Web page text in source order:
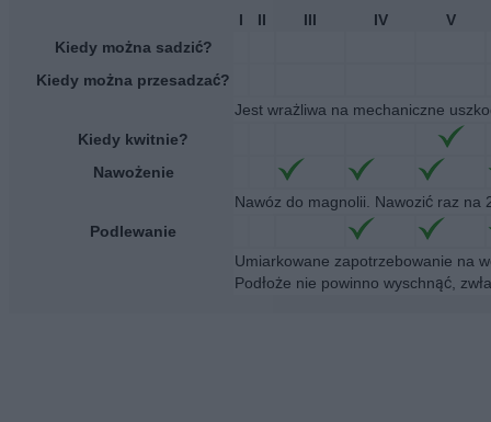
I II III IV
V
Kiedy można sadzić?
Kiedy można przesadzać?
Jest wrażliwa na mechaniczne
Kiedy kwitnie?
Nawożenie
Nawóz do magnolii. Nawozić raz na
Podlewanie
Umiarkowane zapotrzebowanie na
Podłoże nie powinno wyschnąć,